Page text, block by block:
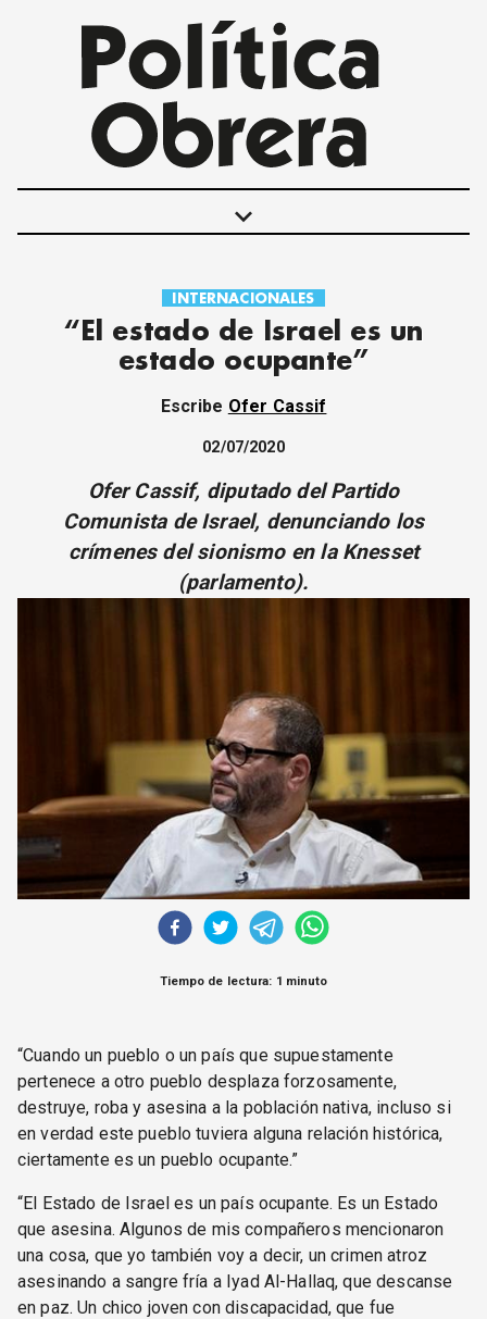
keyboard_arrow_down
POLÍTICAS
INTERNACIONALES
MOVIMIENTO OBRERO
ECONOMÍA
SOCIEDAD Y CULTURA
CORREO DE LECTORES
DEBATE
ARCHIVO
DECLARACIONES
CONTACTO
INTERNACIONALES
“El estado de Israel es un
estado ocupante”
Escribe Ofer Cassif
02/07/2020
Ofer Cassif, diputado del Partido
Comunista de Israel, denunciando los
crímenes del sionismo en la Knesset
(parlamento).
Tiempo de lectura: 1 minuto
“Cuando un pueblo o un país que supuestamente
pertenece a otro pueblo desplaza forzosamente,
destruye, roba y asesina a la población nativa, incluso si
en verdad este pueblo tuviera alguna relación histórica,
ciertamente es un pueblo ocupante.”
“El Estado de Israel es un país ocupante. Es un Estado
que asesina. Algunos de mis compañeros mencionaron
una cosa, que yo también voy a decir, un crimen atroz
asesinando a sangre fría a Iyad Al-Hallaq, que descanse
en paz. Un chico joven con discapacidad, que fue